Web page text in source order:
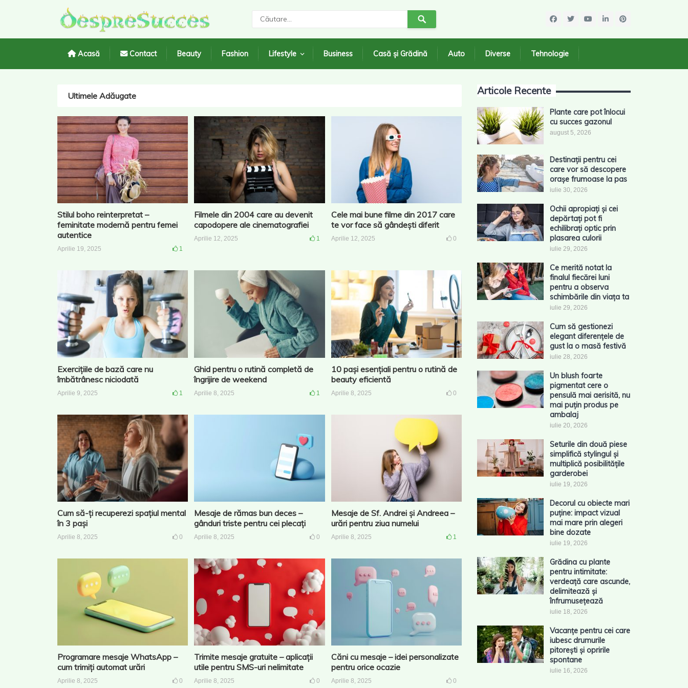
Acasă Contact Beauty Fashion Lifestyle Business Casă și Grădină Auto Diverse Tehnologie
Ultimele Adăugate
Stilul boho reinterpretat –
feminitate modernă pentru femei
autentice
Aprilie 19, 2025 1
Filmele din 2004 care au devenit
capodopere ale cinematografiei
Aprilie 12, 2025 1
Cele mai bune filme din 2017 care
te vor face să gândești diferit
Aprilie 12, 2025 0
Exercițiile de bază care nu
îmbătrânesc niciodată
Aprilie 9, 2025 1
Ghid pentru o rutină completă de
îngrijire de weekend
Aprilie 8, 2025 1
10 pași esențiali pentru o rutină de
beauty eficientă
Aprilie 8, 2025 0
Cum să-ți recuperezi spațiul mental
în 3 pași
Aprilie 8, 2025 0
Mesaje de rămas bun deces –
gânduri triste pentru cei plecați
Aprilie 8, 2025 0
Mesaje de Sf. Andrei și Andreea –
urări pentru ziua numelui
Aprilie 8, 2025 1
Programare mesaje WhatsApp –
cum trimiți automat urări
Aprilie 8, 2025 0
Trimite mesaje gratuite – aplicații
utile pentru SMS-uri nelimitate
Aprilie 8, 2025 0
Căni cu mesaje – idei personalizate
pentru orice ocazie
Aprilie 8, 2025 0
Articole Recente
Plante care pot înlocui
cu succes gazonul
august 5, 2026
Destinații pentru cei
care vor să descopere
orașe frumoase la pas
iulie 30, 2026
Ochii apropiați și cei
depărtați pot fi
echilibrați optic prin
plasarea culorii
iulie 29, 2026
Ce merită notat la
finalul fiecărei luni
pentru a observa
schimbările din viața ta
iulie 29, 2026
Cum să gestionezi
elegant diferențele de
gust la o masă festivă
iulie 28, 2026
Un blush foarte
pigmentat cere o
pensulă mai aerisită, nu
mai puțin produs pe
ambalaj
iulie 20, 2026
Seturile din două piese
simplifică stylingul și
multiplică posibilitățile
garderobei
iulie 19, 2026
Decorul cu obiecte mari
puține: impact vizual
mai mare prin alegeri
bine dozate
iulie 19, 2026
Grădina cu plante
pentru intimitate:
verdeață care ascunde,
delimitează și
înfrumusețează
iulie 18, 2026
Vacanțe pentru cei care
iubesc drumurile
pitorești și opririle
spontane
iulie 16, 2026